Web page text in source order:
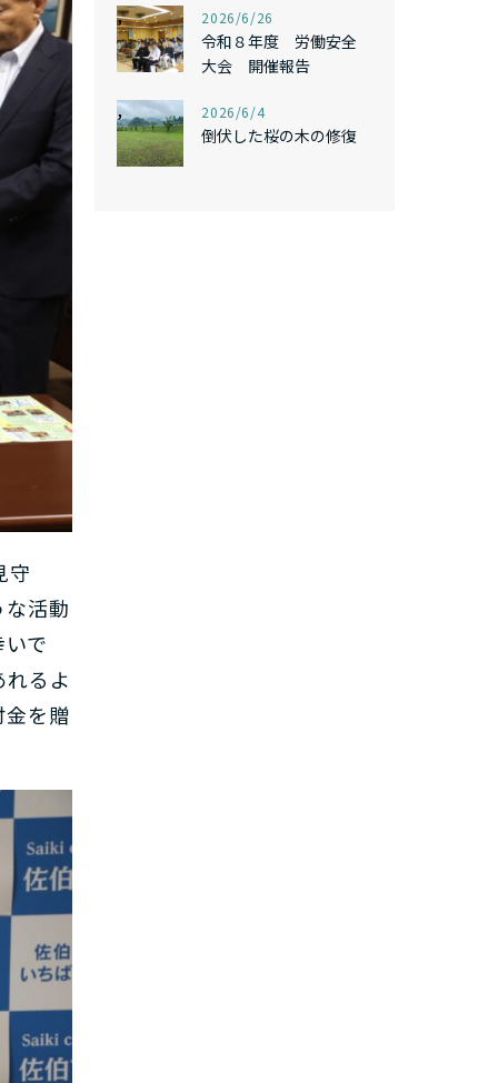
守
活動
で
るよ
を贈
, 2026/6/26
令和８年度 労働安全
大会 開催報告
, 2026/6/4
倒伏した桜の木の修復